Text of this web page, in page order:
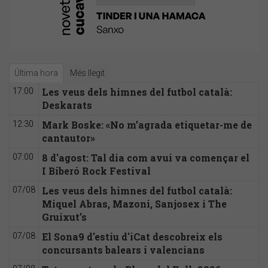
Última hora Més llegit
17:00
Les veus dels himnes del futbol català:
Deskarats
12:30
Mark Boske: «No m’agrada etiquetar-me de
cantautor»
07:00
8 d'agost: Tal dia com avui va començar el
I Biberó Rock Festival
07/08
Les veus dels himnes del futbol català:
Miquel Abras, Mazoni, Sanjosex i The
Gruixut’s
07/08
El Sona9 d'estiu d'iCat descobreix els
concursants balears i valencians